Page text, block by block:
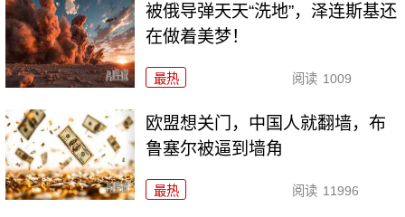
被俄导弹天天“洗地”，泽连斯基还
在做着美梦！
最热 阅读 1009
欧盟想关门，中国人就翻墙，布
鲁塞尔被逼到墙角
最热 阅读 11996